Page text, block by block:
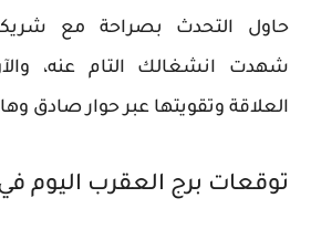
حاول التحدث بصراحة مع
شهدت انشغالك التام عنه،
العلاقة وتقويتها عبر حوار صادق
توقعات برج العقرب اليوم